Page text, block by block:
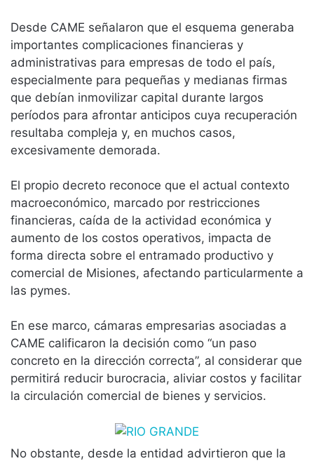
Desde CAME señalaron que el esquema generaba
importantes complicaciones financieras y
administrativas para empresas de todo el país,
especialmente para pequeñas y medianas firmas
que debían inmovilizar capital durante largos
períodos para afrontar anticipos cuya recuperación
resultaba compleja y, en muchos casos,
excesivamente demorada.
El propio decreto reconoce que el actual contexto
macroeconómico, marcado por restricciones
financieras, caída de la actividad económica y
aumento de los costos operativos, impacta de
forma directa sobre el entramado productivo y
comercial de Misiones, afectando particularmente a
las pymes.
En ese marco, cámaras empresarias asociadas a
CAME calificaron la decisión como “un paso
concreto en la dirección correcta”, al considerar que
permitirá reducir burocracia, aliviar costos y facilitar
la circulación comercial de bienes y servicios.
No obstante, desde la entidad advirtieron que la